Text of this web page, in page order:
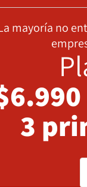
mayoría no
3